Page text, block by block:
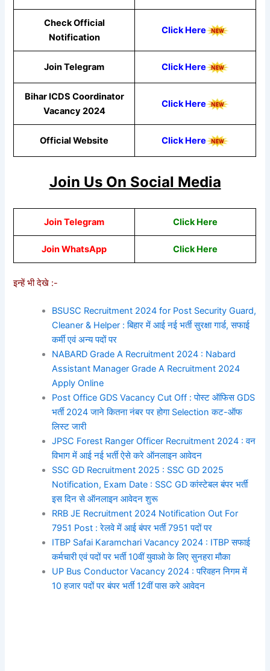
Check Official
Notification
Click Here
Join Telegram Click Here
Bihar ICDS Coordinator
Vacancy 2024
Click Here
Official Website Click Here
Join Us On Social Media
Join Telegram Click Here
Join WhatsApp Click Here
इन्हें भी देखे :-
BSUSC Recruitment 2024 for Post Security Guard,
Cleaner & Helper : बिहार में आई नई भर्ती सुरक्षा गार्ड, सफाई
कर्मी एवं अन्य पदों पर
NABARD Grade A Recruitment 2024 : Nabard
Assistant Manager Grade A Recruitment 2024
Apply Online
Post Office GDS Vacancy Cut Off : पोस्ट ऑफिस GDS
भर्ती 2024 जाने कितना नंबर पर होगा Selection कट-ऑफ
लिस्ट जारी
JPSC Forest Ranger Officer Recruitment 2024 : वन
विभाग में आई नई भर्ती ऐसे करे ऑनलाइन आवेदन
SSC GD Recruitment 2025 : SSC GD 2025
Notification, Exam Date : SSC GD कांस्टेबल बंपर भर्ती
इस दिन से ऑनलाइन आवेदन शुरू
RRB JE Recruitment 2024 Notification Out For
7951 Post : रेलवे में आई बंपर भर्ती 7951 पदों पर
ITBP Safai Karamchari Vacancy 2024 : ITBP सफाई
कर्मचारी एवं पदों पर भर्ती 10वीं युवाओ के लिए सुनहरा मौका
UP Bus Conductor Vacancy 2024 : परिवहन निगम में
10 हजार पदों पर बंपर भर्ती 12वीं पास करे आवेदन